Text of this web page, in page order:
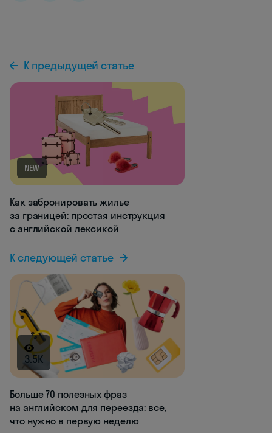
К предыдущей статье
NEW
Как забронировать жилье
за границей: простая инструкция
с английской лексикой
К следующей статье
3.5K
Больше 70 полезных фраз
на английском для переезда: все,
что нужно в первую неделю